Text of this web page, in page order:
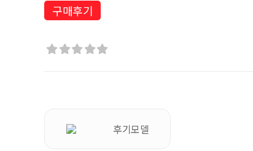
구매후기
  
후기모델